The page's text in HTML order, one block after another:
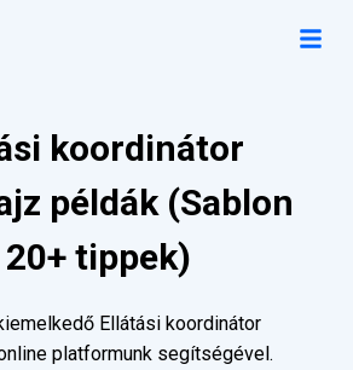
koordinátor
példák (Sablon
20+ tippek)
Ellátási koordinátor
platformunk segítségével.